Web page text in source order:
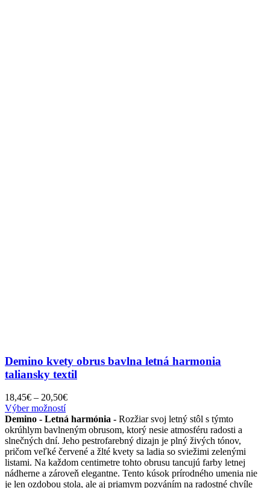
Demino kvety obrus bavlna letná harmonia
taliansky textil
18,45€ – 20,50€Price
18,45€
through
20,50€
Výber možnostíTento
produkt
má
viacero
variantov.
Možnosti
si
môžete
Demino - Letná harmónia - Rozžiar svoj letný stôl s týmto
okrúhlym bavlneným obrusom, ktorý nesie atmosféru radosti a
slnečných dní. Jeho pestrofarebný dizajn je plný živých tónov,
pričom veľké červené a žlté kvety sa ladia so sviežimi zelenými
listami. Na každom centimetre tohto obrusu tancujú farby letnej
nádherne a zároveň elegantne. Tento kúsok prírodného umenia nie
je len ozdobou stola, ale aj priamym pozváním na radostné chvíle